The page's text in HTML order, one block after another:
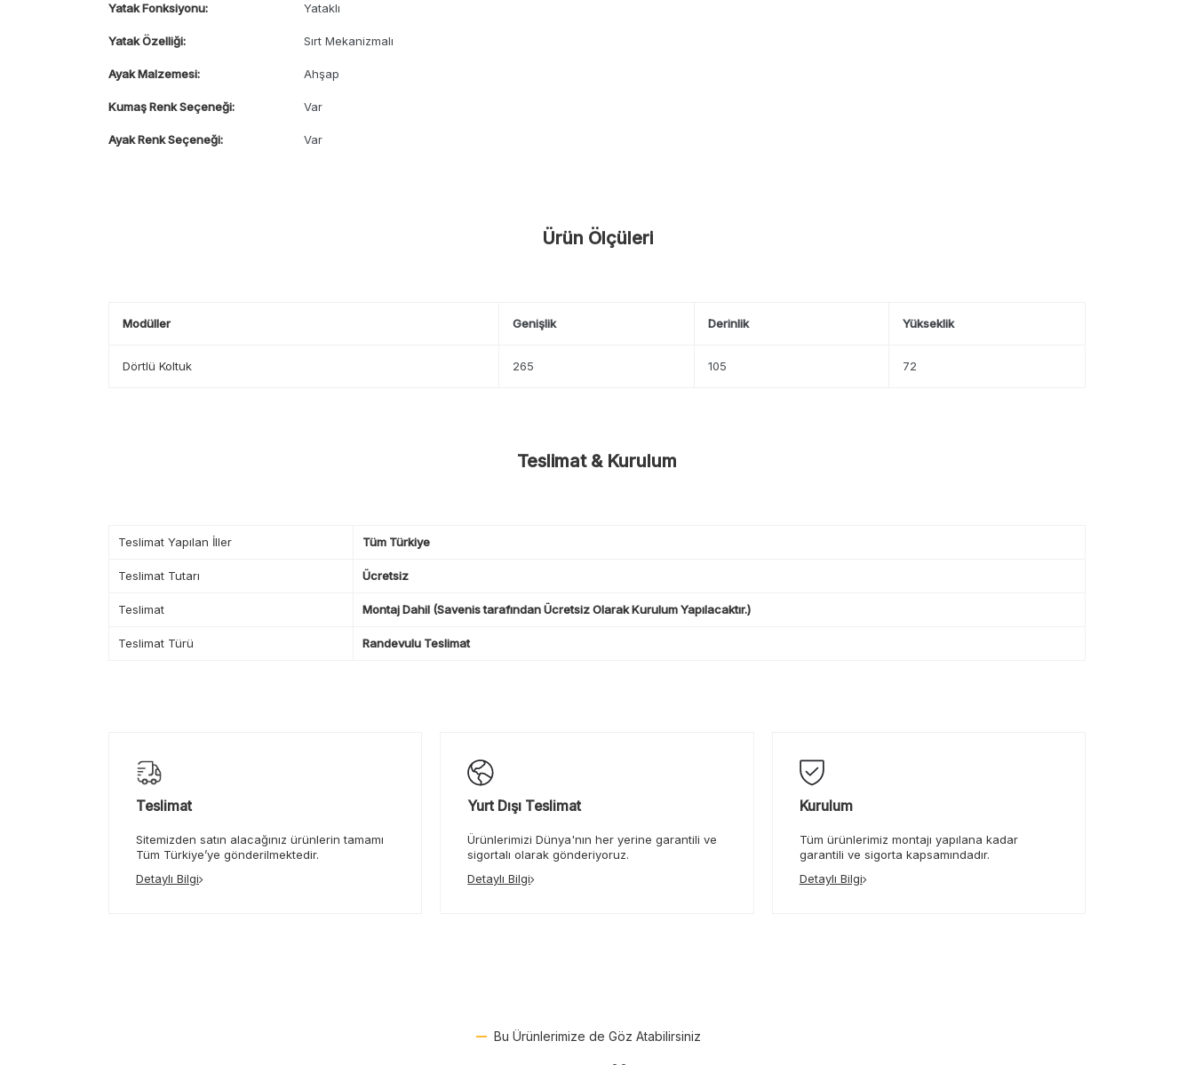
Yatak Fonksiyonu: Yataklı
Yatak Özelliği: Sırt Mekanizmalı
Ayak Malzemesi: Ahşap
Kumaş Renk Seçeneği: Var
Ayak Renk Seçeneği: Var
Ürün Ölçüleri
Modüller Genişlik Derinlik Yükseklik
Dörtlü Koltuk 265 105 72
Teslimat & Kurulum
Teslimat Yapılan İller Tüm Türkiye
Teslimat Tutarı Ücretsiz
Teslimat Montaj Dahil (Savenis tarafından Ücretsiz Olarak Kurulum Yapılacaktır.)
Teslimat Türü Randevulu Teslimat
Teslimat
Sitemizden satın alacağınız ürünlerin tamamı
Tüm Türkiye’ye gönderilmektedir.
Detaylı Bilgi
Yurt Dışı Teslimat
Ürünlerimizi Dünya'nın her yerine garantili ve
sigortalı olarak gönderiyoruz.
Detaylı Bilgi
Kurulum
Tüm ürünlerimiz montajı yapılana kadar
garantili ve sigorta kapsamındadır.
Detaylı Bilgi
Bu Ürünlerimize de Göz Atabilirsiniz